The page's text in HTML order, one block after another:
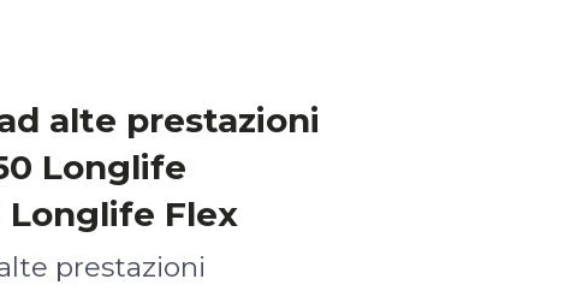
alte prestazioni
Longlife
Longlife Flex
prestazioni